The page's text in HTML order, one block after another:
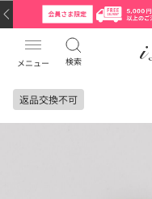
メニュー 検索
返品交換不可